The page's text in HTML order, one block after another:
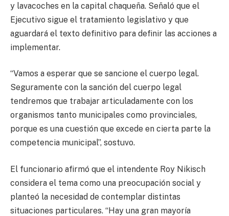
y lavacoches en la capital chaqueña. Señaló que el
Ejecutivo sigue el tratamiento legislativo y que
aguardará el texto definitivo para definir las acciones a
implementar.
“Vamos a esperar que se sancione el cuerpo legal.
Seguramente con la sanción del cuerpo legal
tendremos que trabajar articuladamente con los
organismos tanto municipales como provinciales,
porque es una cuestión que excede en cierta parte la
competencia municipal”, sostuvo.
El funcionario afirmó que el intendente Roy Nikisch
considera el tema como una preocupación social y
planteó la necesidad de contemplar distintas
situaciones particulares. “Hay una gran mayoría